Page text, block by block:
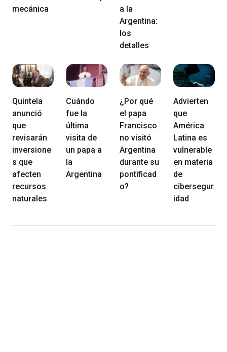
mecánica
a la
Argentina:
los
detalles
Quintela
anunció
que
revisarán
inversione
s que
afecten
recursos
naturales
Cuándo
fue la
última
visita de
un papa a
la
Argentina
¿Por qué
el papa
Francisco
no visitó
Argentina
durante su
pontificad
o?
Advierten
que
América
Latina es
vulnerable
en materia
de
cibersegur
idad